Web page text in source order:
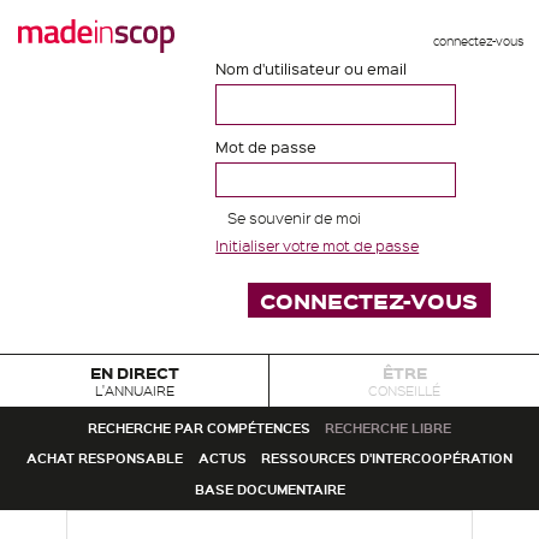
connectez-vous
Nom d'utilisateur ou email
Mot de passe
Se souvenir de moi
Initialiser votre mot de passe
EN DIRECT
L'ANNUAIRE
ÊTRE
CONSEILLÉ
RECHERCHE PAR COMPÉTENCES
RECHERCHE LIBRE
ACHAT RESPONSABLE
ACTUS
RESSOURCES D'INTERCOOPÉRATION
BASE DOCUMENTAIRE